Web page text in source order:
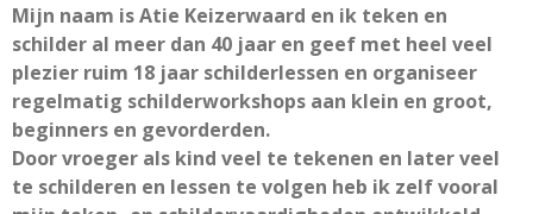
Mijn naam is Atie Keizerwaard en ik teken en
schilder al meer dan 40 jaar en geef met heel veel
plezier ruim 18 jaar schilderlessen en organiseer
regelmatig schilderworkshops aan klein en groot,
beginners en gevorderden.
Door vroeger als kind veel te tekenen en later veel
te schilderen en lessen te volgen heb ik zelf vooral